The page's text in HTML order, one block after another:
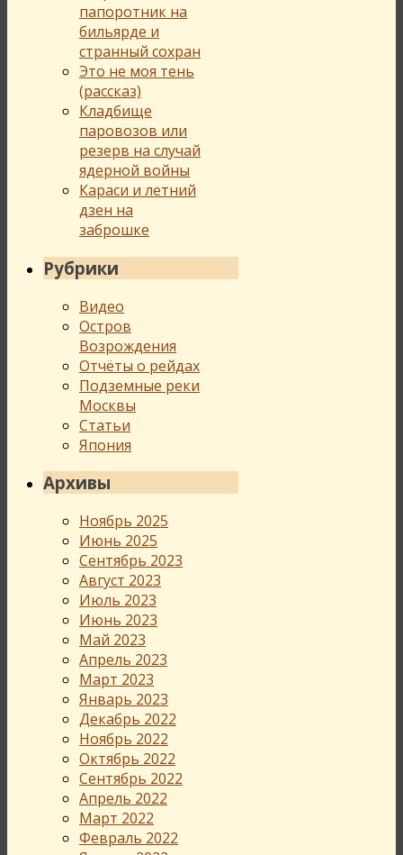
папоротник на
бильярде и
странный сохран
Это не моя тень
(рассказ)
Кладбище
паровозов или
резерв на случай
ядерной войны
Караси и летний
дзен на
заброшке
Рубрики
Видео
Остров
Возрождения
Отчёты о рейдах
Подземные реки
Москвы
Статьи
Япония
Архивы
Ноябрь 2025
Июнь 2025
Сентябрь 2023
Август 2023
Июль 2023
Июнь 2023
Май 2023
Апрель 2023
Март 2023
Январь 2023
Декабрь 2022
Ноябрь 2022
Октябрь 2022
Сентябрь 2022
Апрель 2022
Март 2022
Февраль 2022